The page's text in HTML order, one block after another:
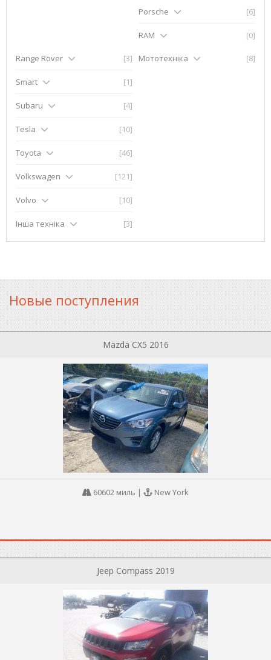
Porsche [6]
RAM [0]
Range Rover [3]
Smart [1]
Subaru [4]
Tesla [10]
Toyota [46]
Volkswagen [121]
Volvo [10]
Інша техніка [3]
Мототехніка [8]
Новые поступления
Mazda CX5 2016
60602 миль | New York
Jeep Compass 2019